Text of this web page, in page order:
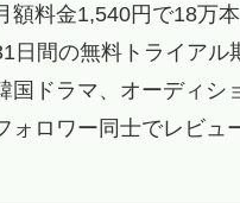
額料金1,540円で18万
日間の無料トライアル
国ドラマ、オーディシ
ォロワー同士でレビュ